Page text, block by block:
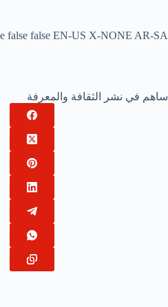
false false EN-US X-NONE AR-SA
ساهم في نشر الثقافة والمعرفة